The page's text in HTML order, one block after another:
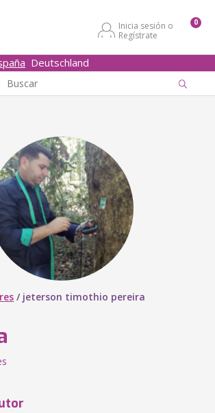
Inicia sesión o
Regístrate
0
Deutschland
/ jeterson timothio pereira